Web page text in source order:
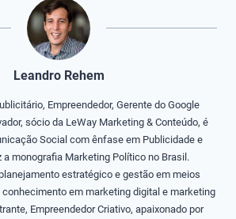
Leandro Rehem
Empreendedor, Gerente do Google
sócio da LeWay Marketing & Conteúdo, é
Social com ênfase em Publicidade e
a monografia Marketing Político no Brasil.
estratégico e gestão em meios
em marketing digital e marketing
Empreendedor Criativo, apaixonado por